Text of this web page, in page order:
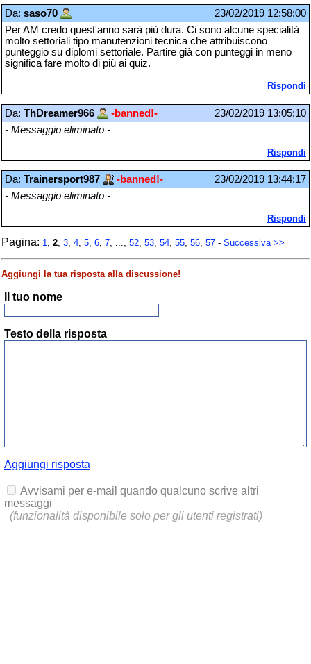
Da: saso70
23/02/2019 12:58:00
Per AM credo quest'anno sarà più dura. Ci sono alcune specialità
molto settoriali tipo manutenzioni tecnica che attribuiscono
punteggio su diplomi settoriale. Partire già con punteggi in meno
significa fare molto di più ai quiz.
Rispondi
Da: ThDreamer966 -banned!-
23/02/2019 13:05:10
- Messaggio eliminato -
Rispondi
Da: Trainersport987 -banned!-
23/02/2019 13:44:17
- Messaggio eliminato -
Rispondi
Pagina: 1, 2, 3, 4, 5, 6, 7, ..., 52, 53, 54, 55, 56, 57 - Successiva >>
Aggiungi la tua risposta alla discussione!
Il tuo nome
Testo della risposta
Aggiungi risposta
Avvisami per e-mail quando qualcuno scrive altri
messaggi
(funzionalità disponibile solo per gli utenti registrati)